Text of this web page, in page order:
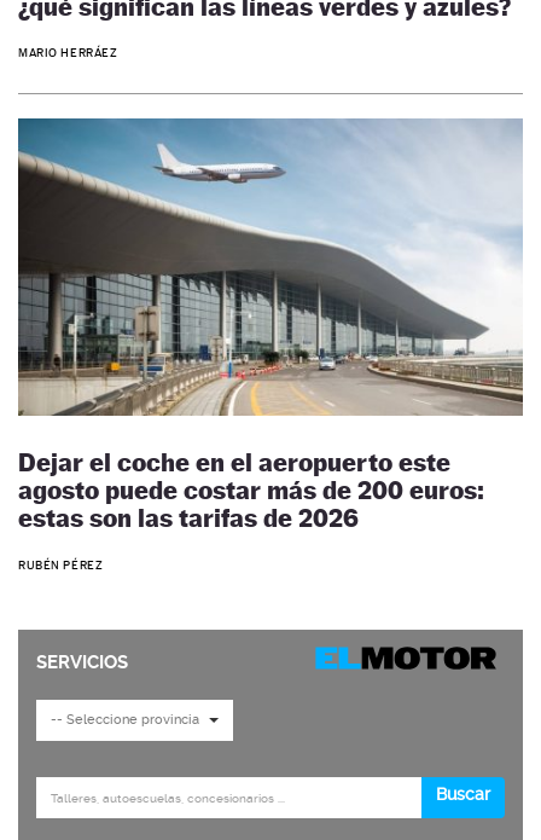
¿qué significan las líneas verdes y azules?
MARIO HERRÁEZ
Dejar el coche en el aeropuerto este
agosto puede costar más de 200 euros:
estas son las tarifas de 2026
RUBÉN PÉREZ